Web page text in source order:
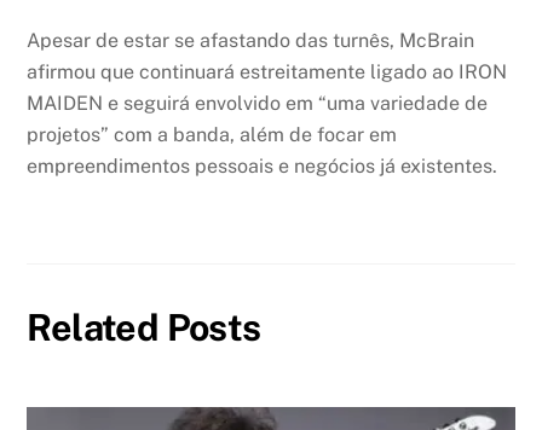
Apesar de estar se afastando das turnês, McBrain
afirmou que continuará estreitamente ligado ao IRON
MAIDEN e seguirá envolvido em “uma variedade de
projetos” com a banda, além de focar em
empreendimentos pessoais e negócios já existentes.
Related Posts